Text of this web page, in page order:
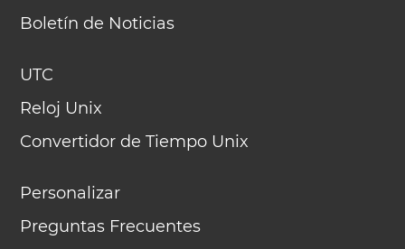
Boletín de Noticias
UTC
Reloj Unix
Convertidor de Tiempo Unix
Personalizar
Preguntas Frecuentes